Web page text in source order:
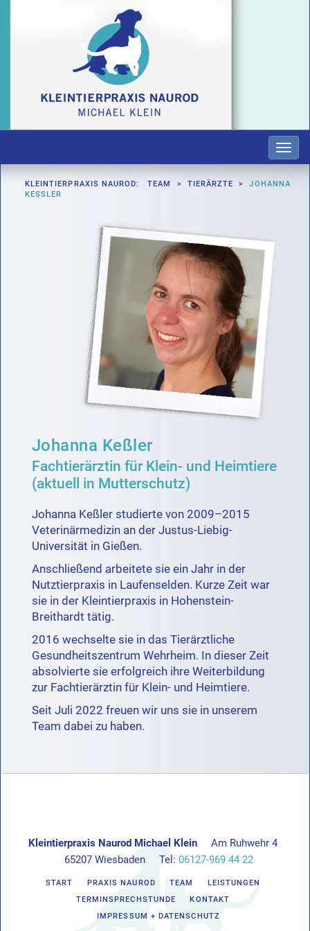
KLEINTIERPRAXIS NAUROD: TEAM > TIERÄRZTE >JOHANNA
KESSLER
Johanna Keßler
Fachtierärztin für Klein- und Heimtiere
(aktuell in Mutterschutz)
Johanna Keßler studierte von 2009–2015
Veterinärmedizin an der Justus-Liebig-
Universität in Gießen.
Anschließend arbeitete sie ein Jahr in der
Nutztierpraxis in Laufenselden. Kurze Zeit war
sie in der Kleintierpraxis in Hohenstein-
Breithardt tätig.
2016 wechselte sie in das Tierärztliche
Gesundheitszentrum Wehrheim. In dieser Zeit
absolvierte sie erfolgreich ihre Weiterbildung
zur Fachtierärztin für Klein- und Heimtiere.
Seit Juli 2022 freuen wir uns sie in unserem
Team dabei zu haben.
Kleintierpraxis Naurod Michael Klein
Am Ruhwehr 4
65207 Wiesbaden Tel: 06127-969 44 22
START PRAXIS NAUROD TEAM
LEISTUNGEN
TERMINSPRECHSTUNDE
KONTAKT
IMPRESSUM + DATENSCHUTZ